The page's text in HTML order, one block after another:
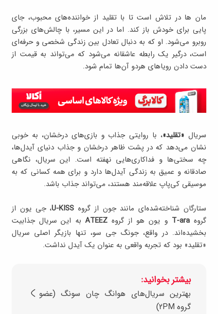
مان ها در تلاش است تا با تقلید از خواننده‌های محبوب، جای
پایی برای خودش باز کند. اما در این مسیر، با چالش‌های بزرگی
روبرو می‌شود. او که به دنبال تعادل بین زندگی شخصی و حرفه‌ای
است، درگیر یک رابطه عاشقانه می‌شود که می‌تواند به قیمت از
دست دادن رویاهای هردو آن‌‎ها تمام شود.
سریال«تقلید»، با روایتی جذاب و بازی‌های درخشان، به خوبی
نشان می‌دهد که در پشت ظاهر درخشان و جذاب دنیای آیدل‌ها،
چه سختی‌ها و فداکاری‌هایی نهفته است. این سریال، نگاهی
صادقانه و عمیق به زندگی آیدل‌ها دارد و برای همه کسانی که به
موسیقی کی‌پاپ علاقه‌مند هستند، می‌تواند جذاب باشد.
ستارگان شناخته‌شده‌ای مانند جون از گروه U-KISS، جی‌ یون از
گروهT-ara و یون هو از گروهATEEZ به این سریال جذابیت
بخشیده‌اند. در واقع، جونگ جی سو، تنها بازیگر اصلی سریال
«تقلید» بود که تجربه واقعی به عنوان یک آیدل نداشت.
بیشتر بخوانید:
بهترین سریال‌های هوانگ چان سونگ (عضو
گروه 2PM)